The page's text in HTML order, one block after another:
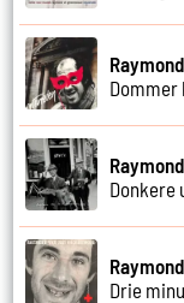
Dommer
Donkere
Drie